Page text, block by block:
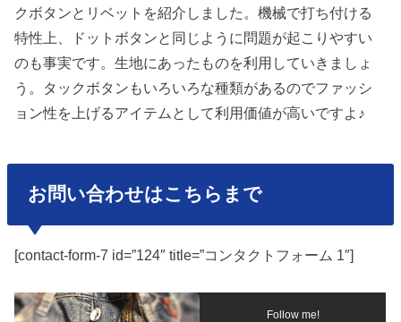
クボタンとリベットを紹介しました。機械で打ち付ける
特性上、ドットボタンと同じように問題が起こりやすい
のも事実です。生地にあったものを利用していきましょ
う。タックボタンもいろいろな種類があるのでファッシ
ョン性を上げるアイテムとして利用価値が高いですよ♪
お問い合わせはこちらまで
[contact-form-7 id=”124″ title=”コンタクトフォーム 1″]
Follow me!